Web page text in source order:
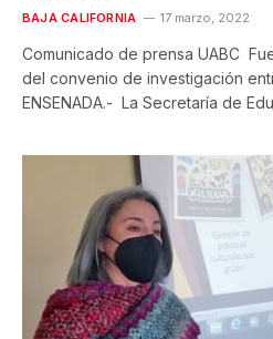
BAJA CALIFORNIA 17 marzo, 2022
Comunicado de prensa UABC
del convenio de investigación
ENSENADA.- La Secretaría de